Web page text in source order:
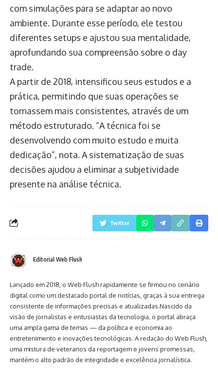
com simulações para se adaptar ao novo
ambiente. Durante esse período, ele testou
diferentes setups e ajustou sua mentalidade,
aprofundando sua compreensão sobre o day
trade.
A partir de 2018, intensificou seus estudos e a
prática, permitindo que suas operações se
tornassem mais consistentes, através de um
método estruturado. “A técnica foi se
desenvolvendo com muito estudo e muita
dedicação”, nota. A sistematização de suas
decisões ajudou a eliminar a subjetividade
presente na análise técnica.
Twitter
Editorial Web Flush
Lançado em 2018, o Web Flush rapidamente se firmou no cenário
digital como um destacado portal de notícias, graças à sua entrega
consistente de informações precisas e atualizadas.Nascido da
visão de jornalistas e entusiastas da tecnologia, o portal abraça
uma ampla gama de temas — da política e economia ao
entretenimento e inovações tecnológicas. A redação do Web Flush,
uma mistura de veteranos da reportagem e jovens promessas,
mantém o alto padrão de integridade e excelência jornalística.